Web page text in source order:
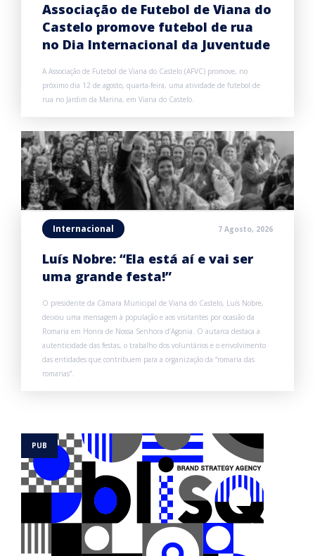
Associação de Futebol de Viana do
Castelo promove futebol de rua
no Dia Internacional da Juventude
A Associação de Futebol de Viana do Castelo (AFVC) promove, no
próximo dia 12 de agosto, quarta-feira, uma atividade de futebol de
rua no Jardim da Marina, em Viana do Castelo.
Internacional 7 Agosto, 2026
Luís Nobre: “Ela está aí e vai ser
uma grande festa!”
O presidente da Câmara Municipal de Viana do Castelo, Luís Nobre,
deixou uma mensagem à população e aos visitantes por ocasião da
Romaria em Honra de Nossa Senhora d’Agonia. O autarca destaca a
autenticidade das festas, o trabalho dos voluntários e o envolvimento
das entidades que contribuem para a organização da “romaria das
romarias”.